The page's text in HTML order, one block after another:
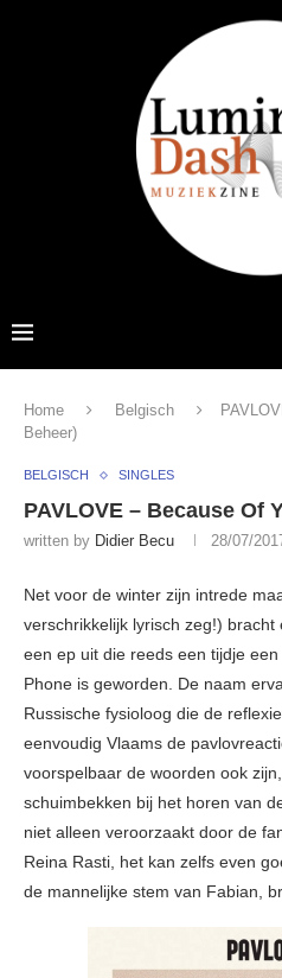
Home Belgisch
Beheer)
BELGISCH SINGLES
PAVLOVE – Because Of
written by Didier Becu 28/07/
Net voor de winter zijn intrede
verschrikkelijk lyrisch zeg!) bracht
een ep uit die reeds een tijdje
Phone is geworden. De naam
Russische fysioloog die de
eenvoudig Vlaams de
voorspelbaar de woorden ook
schuimbekken bij het horen van
niet alleen veroorzaakt door de
Reina Rasti, het kan zelfs even
de mannelijke stem van Fabian,